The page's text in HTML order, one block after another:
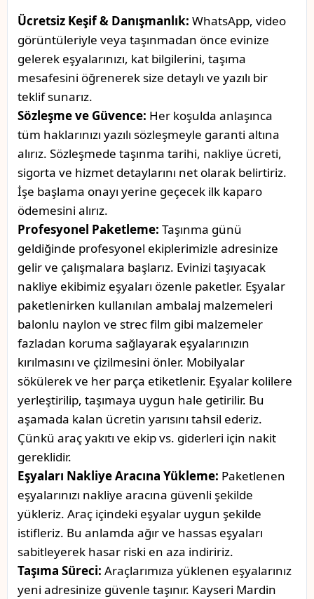
Ücretsiz Keşif & Danışmanlık: WhatsApp, video
görüntüleriyle veya taşınmadan önce evinize
gelerek eşyalarınızı, kat bilgilerini, taşıma
mesafesini öğrenerek size detaylı ve yazılı bir
teklif sunarız.
Sözleşme ve Güvence: Her koşulda anlaşınca
tüm haklarınızı yazılı sözleşmeyle garanti altına
alırız. Sözleşmede taşınma tarihi, nakliye ücreti,
sigorta ve hizmet detaylarını net olarak belirtiriz.
İşe başlama onayı yerine geçecek ilk kaparo
ödemesini alırız.
Profesyonel Paketleme: Taşınma günü
geldiğinde profesyonel ekiplerimizle adresinize
gelir ve çalışmalara başlarız. Evinizi taşıyacak
nakliye ekibimiz eşyaları özenle paketler. Eşyalar
paketlenirken kullanılan ambalaj malzemeleri
balonlu naylon ve strec film gibi malzemeler
fazladan koruma sağlayarak eşyalarınızın
kırılmasını ve çizilmesini önler. Mobilyalar
sökülerek ve her parça etiketlenir. Eşyalar kolilere
yerleştirilip, taşımaya uygun hale getirilir. Bu
aşamada kalan ücretin yarısını tahsil ederiz.
Çünkü araç yakıtı ve ekip vs. giderleri için nakit
gereklidir.
Eşyaları Nakliye Aracına Yükleme: Paketlenen
eşyalarınızı nakliye aracına güvenli şekilde
yükleriz. Araç içindeki eşyalar uygun şekilde
istifleriz. Bu anlamda ağır ve hassas eşyaları
sabitleyerek hasar riski en aza indiririz.
Taşıma Süreci: Araçlarımıza yüklenen eşyalarınız
yeni adresinize güvenle taşınır. Kayseri Mardin